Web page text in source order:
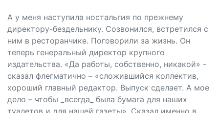
А у меня наступила ностальгия по прежнему
директору-бездельнику. Созвонился, встретился с
ним в ресторанчике. Поговорили за жизнь. Он
теперь генеральный директор крупного
издательства. «Да работы, собственно, никакой» -
сказал флегматично – «сложившийся коллектив,
хороший главный редактор. Выпуск сделает. А мое
дело – чтобы _всегда_ была бумага для наших
туалетов и для нашей газеты». Сказал именно в